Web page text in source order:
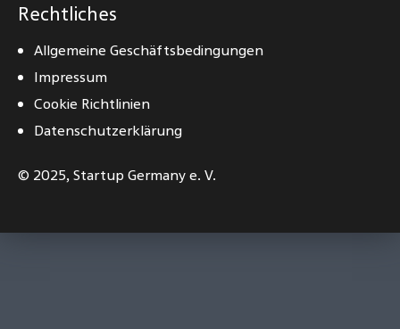
Rechtliches
Allgemeine Geschäftsbedingungen
Impressum
Cookie Richtlinien
Datenschutzerklärung
© 2025,Startup Germany e. V.